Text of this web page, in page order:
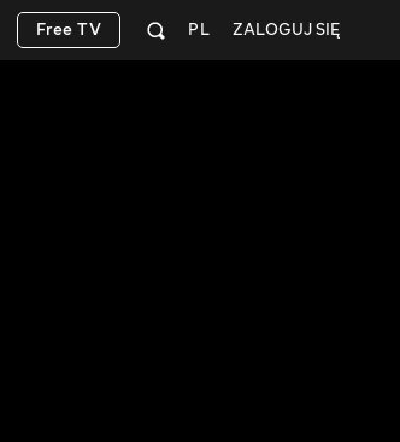
ZALOGUJ SIĘ
PL
Free TV